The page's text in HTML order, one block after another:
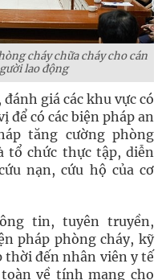
cháy chữa cháy cho cán
lao động
giá các khu vực có
để có các biện pháp an
tăng cường phòng
tổ chức thực tập, diễn
nạn, cứu hộ của cơ
tin, tuyên truyền,
pháp phòng cháy, kỹ
đến nhân viên y tế
về tính mạng cho